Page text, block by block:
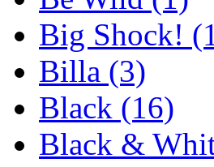
Big Shock!
Billa (3)
Black (16)
Black &